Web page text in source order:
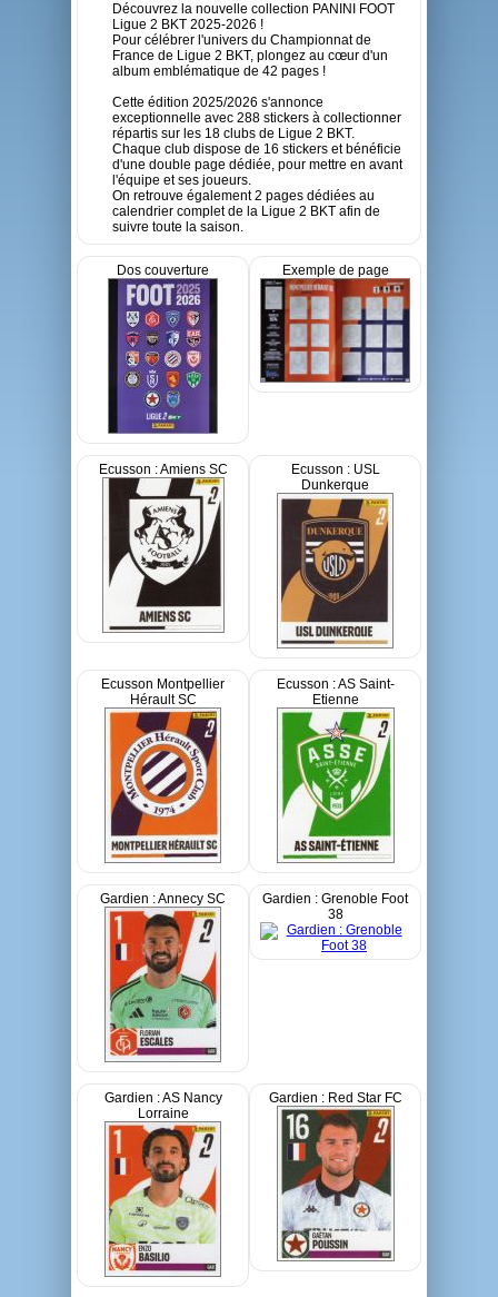
Découvrez la nouvelle collection PANINI FOOT
Ligue 2 BKT 2025-2026 !
Pour célébrer l'univers du Championnat de
France de Ligue 2 BKT, plongez au cœur d'un
album emblématique de 42 pages !
Cette édition 2025/2026 s'annonce
exceptionnelle avec 288 stickers à collectionner
répartis sur les 18 clubs de Ligue 2 BKT.
Chaque club dispose de 16 stickers et bénéficie
d'une double page dédiée, pour mettre en avant
l'équipe et ses joueurs.
On retrouve également 2 pages dédiées au
calendrier complet de la Ligue 2 BKT afin de
suivre toute la saison.
Dos couverture Exemple de page
Ecusson : Amiens SC
Ecusson : USL
Dunkerque
Ecusson Montpellier
Hérault SC
Ecusson : AS Saint-
Etienne
Gardien : Annecy SC
Gardien : Grenoble Foot
38
Gardien : AS Nancy
Lorraine
Gardien : Red Star FC